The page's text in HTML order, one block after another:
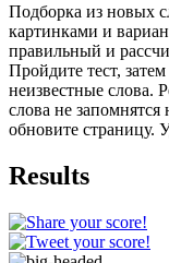
Подборка из новых
картинками и
правильный и
Пройдите тест,
неизвестные слова.
слова не запомнятся
обновите страницу.
Results